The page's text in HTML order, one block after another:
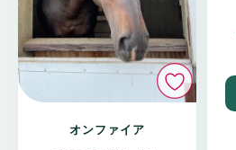
いいね
オンファイア